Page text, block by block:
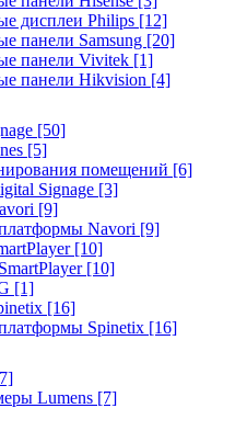
дисплеи Philips [12]
панели Samsung [20]
панели Vivitek [1]
панели Hikvision [4]
[50]
[5]
помещений [6]
Signage [3]
[9]
Navori [9]
[10]
[10]
[1]
[16]
Spinetix [16]
Lumens [7]